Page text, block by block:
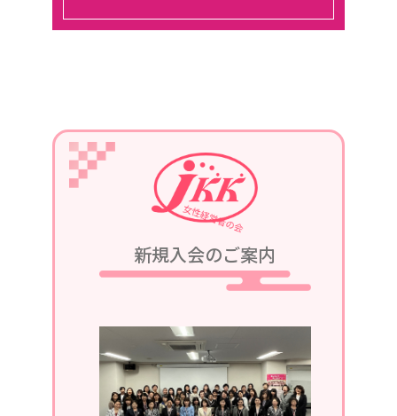
て開催される『宿フェス』に参加しま
2024年1月22日
第3回定例会議in長崎を、開催。
青年部の協力を得て、勉強会を行いま
令和5年9月25日、令和5・6年度第2回
定例会議in軽井沢が、グランドエクシ
2023/07/05
令和5年7月13日、第1回定例会議in湯
新規入会のご案内